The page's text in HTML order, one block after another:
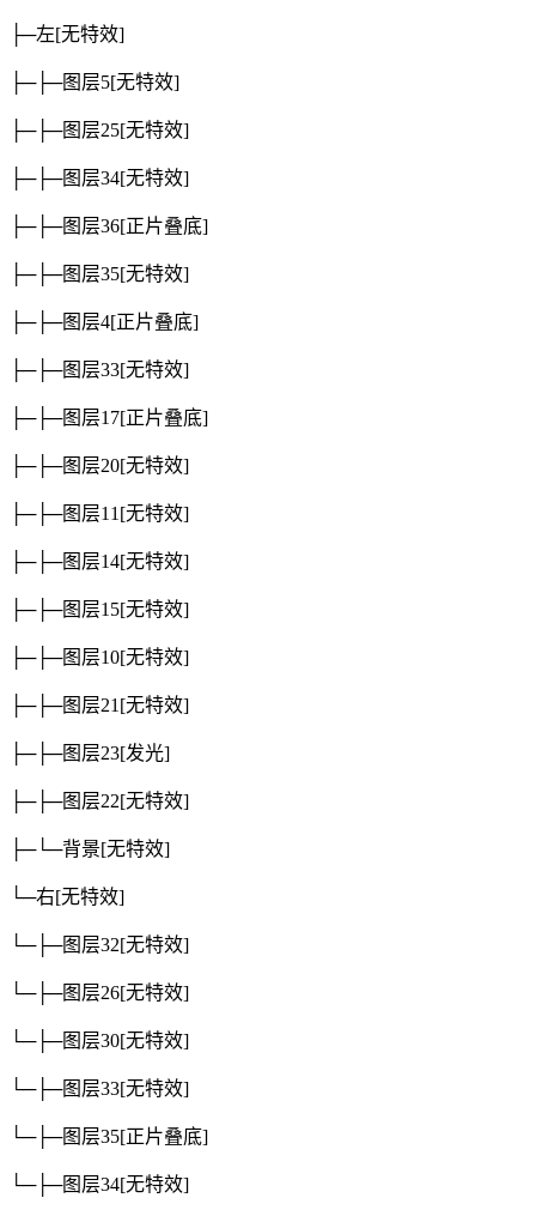
├─左[无特效]
├─├─图层5[无特效]
├─├─图层25[无特效]
├─├─图层34[无特效]
├─├─图层36[正片叠底]
├─├─图层35[无特效]
├─├─图层4[正片叠底]
├─├─图层33[无特效]
├─├─图层17[正片叠底]
├─├─图层20[无特效]
├─├─图层11[无特效]
├─├─图层14[无特效]
├─├─图层15[无特效]
├─├─图层10[无特效]
├─├─图层21[无特效]
├─├─图层23[发光]
├─├─图层22[无特效]
├─└─背景[无特效]
└─右[无特效]
└─├─图层32[无特效]
└─├─图层26[无特效]
└─├─图层30[无特效]
└─├─图层33[无特效]
└─├─图层35[正片叠底]
└─├─图层34[无特效]